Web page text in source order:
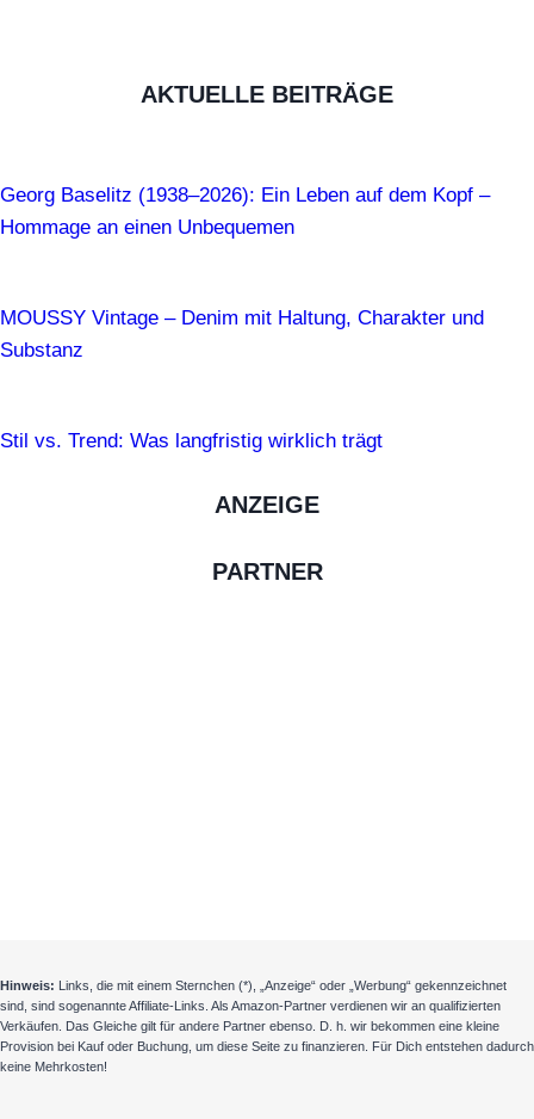
AKTUELLE BEITRÄGE
Georg Baselitz (1938–2026): Ein Leben auf dem Kopf –
Hommage an einen Unbequemen
MOUSSY Vintage – Denim mit Haltung, Charakter und
Substanz
Stil vs. Trend: Was langfristig wirklich trägt
ANZEIGE
PARTNER
Hinweis: Links, die mit einem Sternchen (*), „Anzeige“ oder „Werbung“ gekennzeichnet
sind, sind sogenannte Affiliate-Links. Als Amazon-Partner verdienen wir an qualifizierten
Verkäufen. Das Gleiche gilt für andere Partner ebenso. D. h. wir bekommen eine kleine
Provision bei Kauf oder Buchung, um diese Seite zu finanzieren. Für Dich entstehen dadurch
keine Mehrkosten!